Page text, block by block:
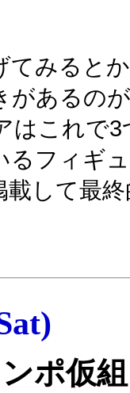
てみると
があるの
はこれで
るフィギ
載して最
ポ仮組